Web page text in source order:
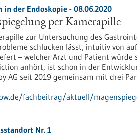
in der Endoskopie - 08.06.2020
per Kamerapille
zur Untersuchung des
schlucken lässt, intuitiv von
– welcher Arzt und Patient würde
anhört, ist schon in der
AG seit 2019 gemeinsam mit drei
fachbeitrag/aktuell/
Nr. 1